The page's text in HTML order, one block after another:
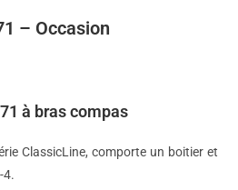
– Occasion
à bras compas
ClassicLine, comporte un boitier et
4.